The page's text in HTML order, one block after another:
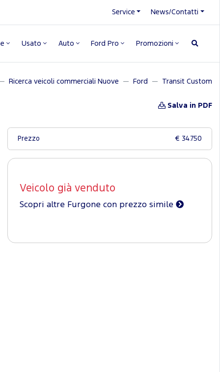
Service News/Contatti
Usato Auto Ford Pro Promozioni
Ricerca veicoli commerciali Nuove Ford Transit Custom
Salva in PDF
Prezzo € 34.750
Veicolo già venduto
Scopri altre Furgone con prezzo simile